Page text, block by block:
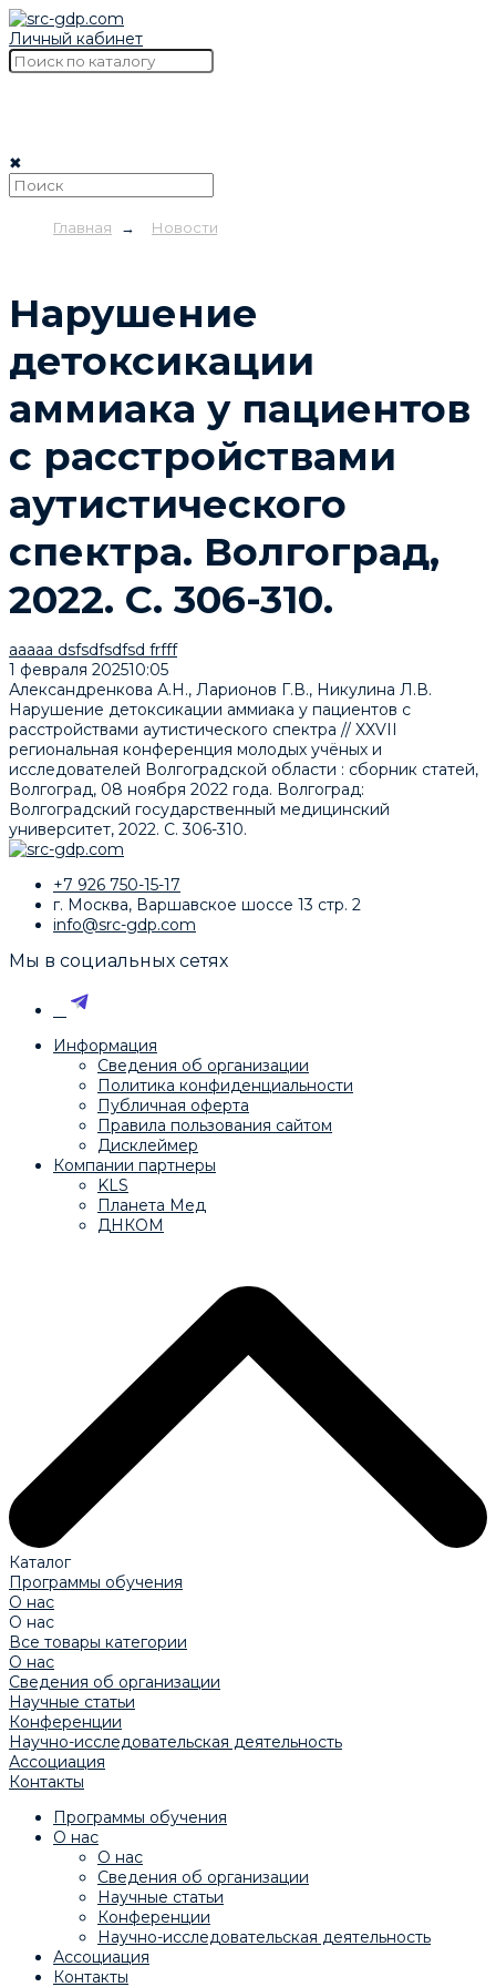
Личный кабинет
✖
Главная → Новости
Нарушение
детоксикации
аммиака у пациентов
с расстройствами
аутистического
спектра. Волгоград,
2022. С. 306-310.
ааааа dsfsdfsdfsd frfff
1 февраля 202510:05
Александренкова А.Н., Ларионов Г.В., Никулина Л.В.
Нарушение детоксикации аммиака у пациентов с
расстройствами аутистического спектра // XXVII
региональная конференция молодых учёных и
исследователей Волгоградской области : сборник статей,
Волгоград, 08 ноября 2022 года. Волгоград:
Волгоградский государственный медицинский
университет, 2022. С. 306-310.
+7 926 750-15-17
г. Москва, Варшавское шоссе 13 стр. 2
info@src-gdp.com
Мы в социальных сетях
Информация
Сведения об организации
Политика конфиденциальности
Публичная оферта
Правила пользования сайтом
Дисклеймер
Компании партнеры
KLS
Планета Мед
ДНКОМ
Каталог
Программы обучения
О нас
О нас
Все товары категории
О нас
Сведения об организации
Научные статьи
Конференции
Научно-исследовательская деятельность
Ассоциация
Контакты
Программы обучения
О нас
О нас
Сведения об организации
Научные статьи
Конференции
Научно-исследовательская деятельность
Ассоциация
Контакты